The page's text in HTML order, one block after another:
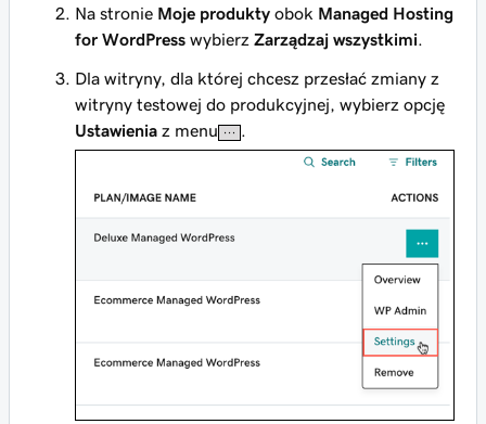
Na stronie Moje produkty obok Managed Hosting
for WordPress wybierz Zarządzaj wszystkimi
Dla witryny, dla której chcesz przesłać zmiany z
witryny testowej do produkcyjnej, wybierz opcję
Ustawienia z menu